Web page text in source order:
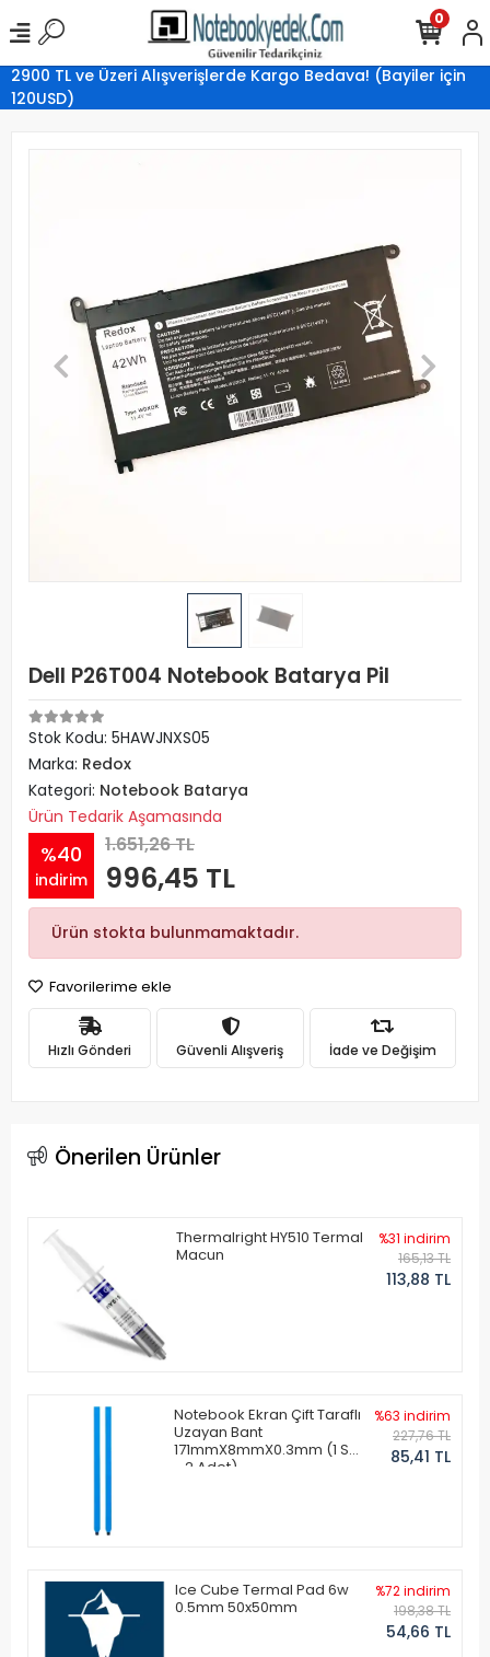
2900 TL ve Üzeri Alışverişlerde Kargo Bedava! (Bayiler için
120USD)
0
Dell P26T004 Notebook Batarya Pil
Stok Kodu: 5HAWJNXS05
Marka: Redox
Kategori: Notebook Batarya
Ürün Tedarik Aşamasında
%40
indirim
1.651,26 TL
996,45 TL
Ürün stokta bulunmamaktadır.
Favorilerime ekle
Hızlı Gönderi Güvenli Alışveriş İade ve Değişim
Önerilen Ürünler
Thermalright HY510 Termal
Macun
%31 indirim
165,13 TL
113,88 TL
Notebook Ekran Çift Taraflı
Uzayan Bant
171mmX8mmX0.3mm (1 Set
- 2 Adet)
%63 indirim
227,76 TL
85,41 TL
Ice Cube Termal Pad 6w
0.5mm 50x50mm
%72 indirim
198,38 TL
54,66 TL